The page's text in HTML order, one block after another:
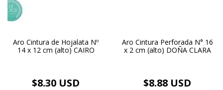
Aro Cintura de Hojalata Nº
14 x 12 cm (alto) CAIRO
$8.30 USD
Aro Cintura Perforada N° 16
x 2 cm (alto) DOÑA CLARA
$8.88 USD